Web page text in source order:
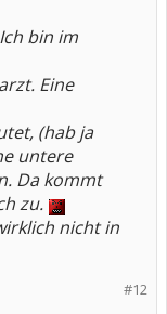
bin im
Eine
(hab ja
untere
Da kommt
zu.
nicht in
#12